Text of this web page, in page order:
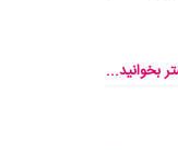
بخوانید...